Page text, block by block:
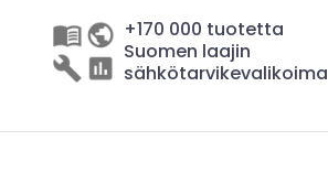
+170 000 tuotetta
Suomen laajin
sähkötarvikevalikoima